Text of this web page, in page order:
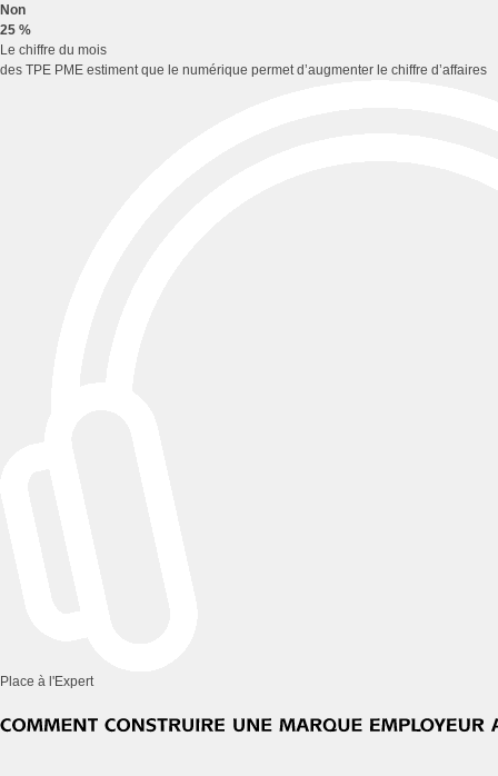
Non
25 %
Le chiffre du mois
des TPE PME estiment que le numérique permet d’augmenter le chiffre d’affaires
Place à l'Expert